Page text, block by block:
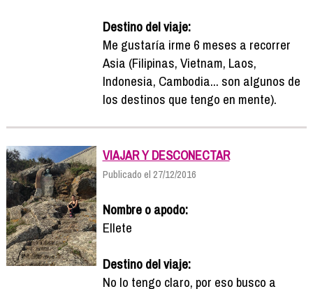
Destino del viaje:
Me gustaría irme 6 meses a recorrer
Asia (Filipinas, Vietnam, Laos,
Indonesia, Cambodia... son algunos de
los destinos que tengo en mente).
VIAJAR Y DESCONECTAR
Publicado el 27/12/2016
Nombre o apodo:
Ellete
Destino del viaje:
No lo tengo claro, por eso busco a